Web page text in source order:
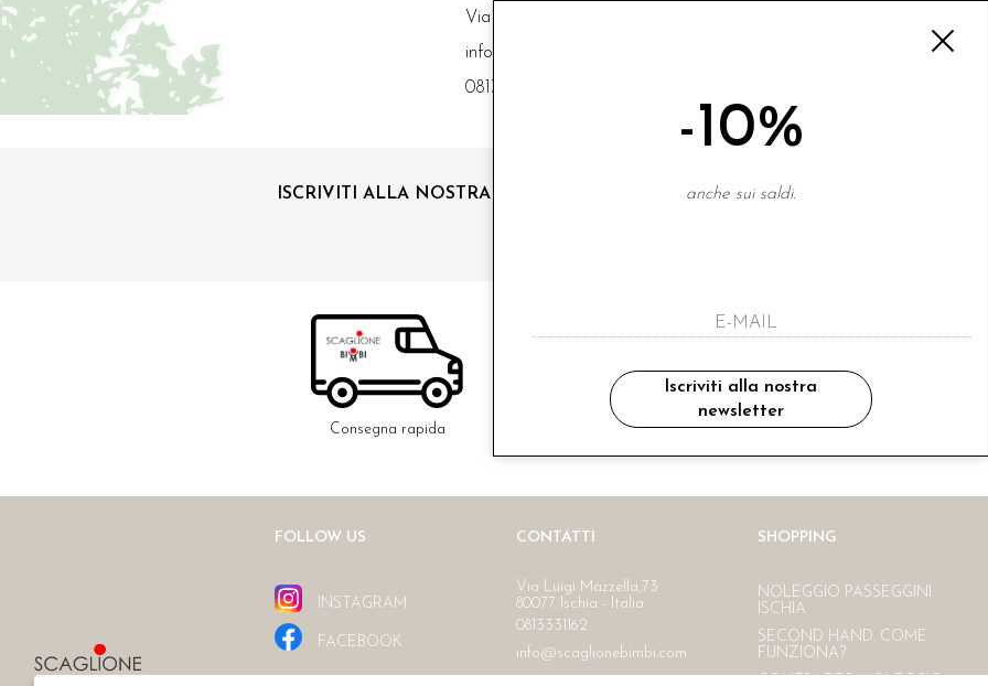
Via Luigi Mazzella,73 80077 Ischia
info@scaglionebimbi.com
0813331162
ISCRIVITI ALLA NOSTRA NEWSLETTER
ho letto ed accettato le condizioni sulla
Consegna rapida Ritiro in negozio
Consegna gratuita in Italia
FOLLOW US
INSTAGRAM
FACEBOOK
CONTATTI
Via Luigi Mazzella,73
80077 Ischia - Italia
0813331162
info@scaglionebimbi.com
SHOPPING
NOLEGGIO PASSEGGINI
ISCHIA
SECOND HAND. COME
FUNZIONA?
-10%
anche sui saldi.
Iscriviti alla nostra
newsletter